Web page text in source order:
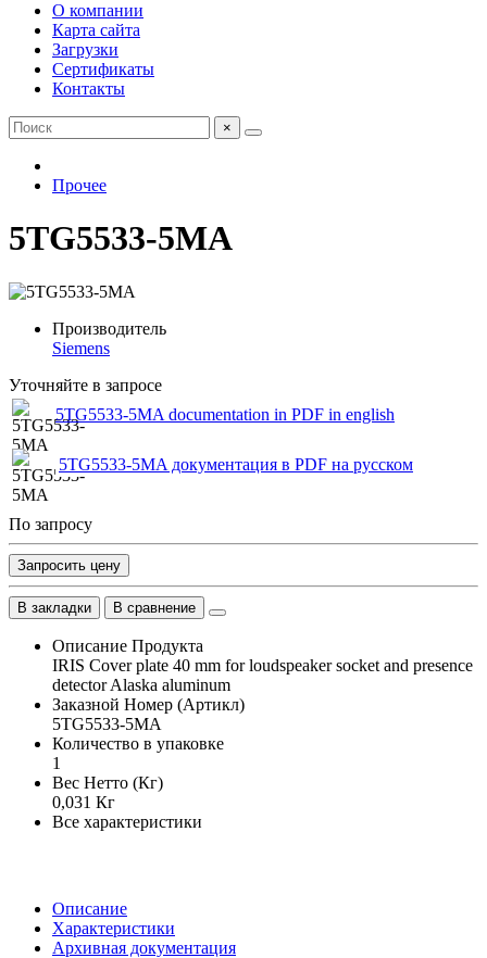
О компании
Карта сайта
Загрузки
Сертификаты
Контакты
×
Прочее
5TG5533-5MA
Производитель
Siemens
Уточняйте в запросе
5TG5533-5MA documentation in PDF in english
5TG5533-5MA документация в PDF на русском
По запросу
Запросить цену
В закладки В сравнение
Описание Продукта
IRIS Cover plate 40 mm for loudspeaker socket and presence
detector Alaska aluminum
Заказной Номер (Артикл)
5TG5533-5MA
Количество в упаковке
1
Вес Нетто (Кг)
0,031 Кг
Все характеристики
Описание
Характеристики
Архивная документация